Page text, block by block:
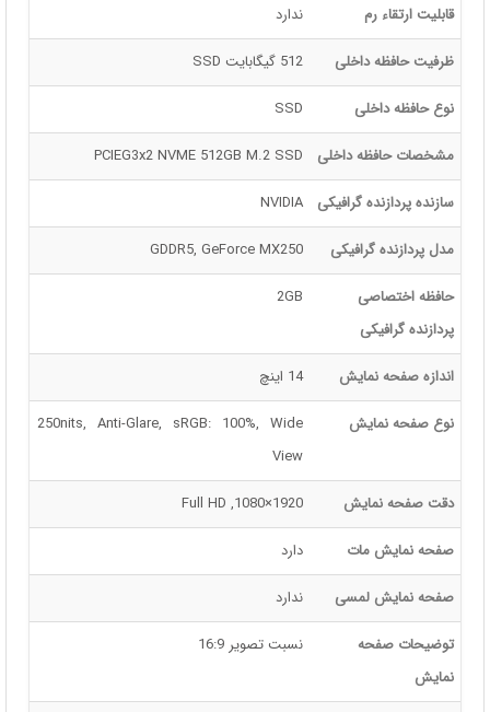
قابلیت ارتقاء رم ندارد
ظرفیت حافظه داخلی 512 گیگابایت SSD
نوع حافظه داخلی SSD
مشخصات حافظه داخلی PCIEG3x2 NVME 512GB M.2 SSD
سازنده پردازنده گرافیکی NVIDIA
مدل پردازنده گرافیکی GDDR5, GeForce MX250
حافظه اختصاصی
پردازنده گرافیکی
2GB
اندازه صفحه نمایش 14 اینچ
نوع صفحه نمایش
250nits, Anti-Glare, sRGB: 100%, Wide
View
دقت صفحه نمایش 1920×1080, Full HD
صفحه نمایش مات دارد
صفحه نمایش لمسی ندارد
توضیحات صفحه
نمایش
نسبت تصویر 16:9